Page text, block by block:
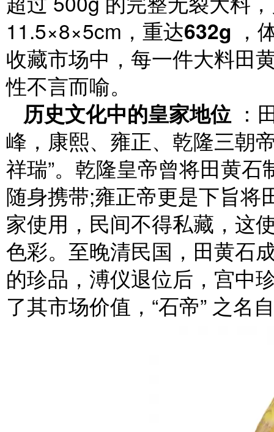
11.5×8×5cm，重达632g ，
收藏市场中，每一件大料田
性不言而喻。
历史文化中的皇家地位：
峰，康熙、雍正、乾隆三朝
祥瑞”。乾隆皇帝曾将田黄石
随身携带;雍正帝更是下旨将
家使用，民间不得私藏，这
色彩。至晚清民国，田黄石
的珍品，溥仪退位后，宫中
了其市场价值，“石帝” 之名